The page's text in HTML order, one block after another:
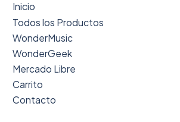
Inicio
Todos los Productos
WonderMusic
WonderGeek
Mercado Libre
Carrito
Contacto